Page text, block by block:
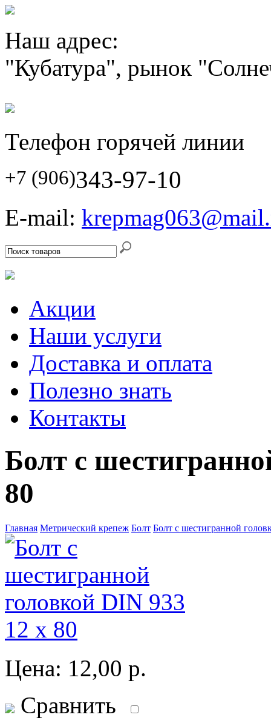
Наш адрес:
"Кубатура", рынок
Телефон горячей линии
+7 (906)343-97-10
E-mail:
Акции
Наши услуги
Доставка и оплата
Полезно знать
Контакты
Болт с
80
Главная Метрический крепеж Болт Болт с шестигранной
Цена: 12,00 р.
Сравнить